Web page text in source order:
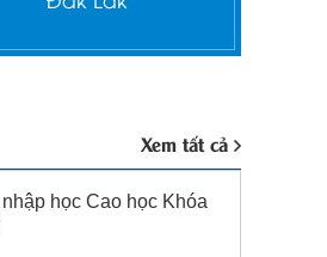
Xem tất cả
học Cao học Khóa